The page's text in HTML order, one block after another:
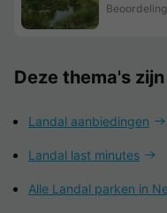
Beoordeling
Deze thema's
Landal aanbiedingen
Landal last minutes
Alle Landal parken in